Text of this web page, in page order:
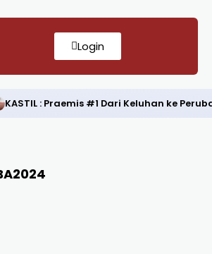
Login
KASTIL : Praemis #1 Dari Keluhan ke